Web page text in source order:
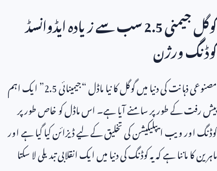
گوگل جیمنی2.5سب سے زیادہ ایڈوانسڈ
کوڈنگ ورژن
مصنوعی ذہانت کی دنیا میں گوگل کا نیا ماڈل “جیمینائی2.5” ایک اہم
پیش رفت کے طور پر سامنے آیا ہے۔ اس ماڈل کو خاص طور پر
کوڈنگ اور ویب ایپلیکیشن کی تخلیق کے لیے ڈیزائن کیا گیا ہے اور
ماہرین کا ماننا ہے کہ یہ کوڈنگ کی دنیا میں ایک انقلابی تبدیلی لا سکتا